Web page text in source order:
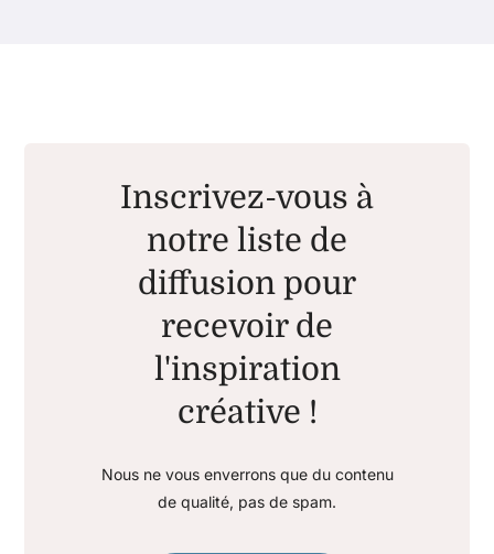
Inscrivez-vous à
notre liste de
diffusion pour
recevoir de
l'inspiration
créative !
Nous ne vous enverrons que du contenu
de qualité, pas de spam.